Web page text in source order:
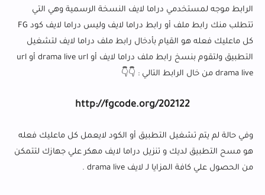
الرابط موجه لمستخدمي دراما لايف النسخة الرسمية وهي التي
تتطلب منك رابط ملف أو رابط دراما لايف وليس دراما لايف كود FG
كل ماعليك فعله هو القيام بأدخال رابط ملف دراما لايف لتشغيل
التطبيق ولتقوم بنسخ رابط ملف دراما لايف أو drama live url أو url
drama live من خال الرابط التالي : 👇👇
http://fgcode.org/202122
وفي حالة لم يتم تشغيل التطبيق أو الكود لايعمل كل ماعليك فعله
هو مسح التطبيق لديك و تنزيل دراما لايف مهكر علي جهازك لتتمكن
من الحصول علي كافة المزايا لـ لايف drama live .